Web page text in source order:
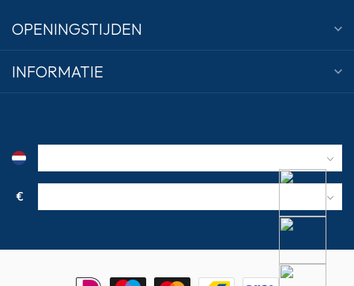
OPENINGSTIJDEN
INFORMATIE
€